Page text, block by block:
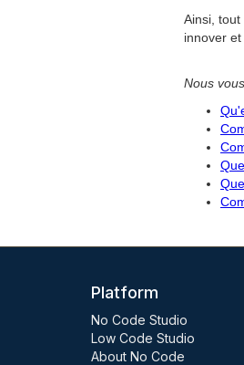
Ainsi,
innover
Nous
Platform
No Code Studio
Low Code Studio
About No Code